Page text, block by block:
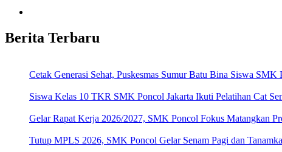
Berita Terbaru
Cetak Generasi Sehat, Puskesmas Sumur Batu Bina Siswa SMK
Siswa Kelas 10 TKR SMK Poncol Jakarta Ikuti Pelatihan Cat
Gelar Rapat Kerja 2026/2027, SMK Poncol Fokus Matangkan
Tutup MPLS 2026, SMK Poncol Gelar Senam Pagi dan